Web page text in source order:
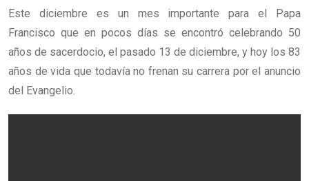
Este diciembre es un mes importante para el Papa
Francisco que en pocos días se encontró celebrando 50
años de sacerdocio, el pasado 13 de diciembre, y hoy los 83
años de vida que todavía no frenan su carrera por el anuncio
del Evangelio.